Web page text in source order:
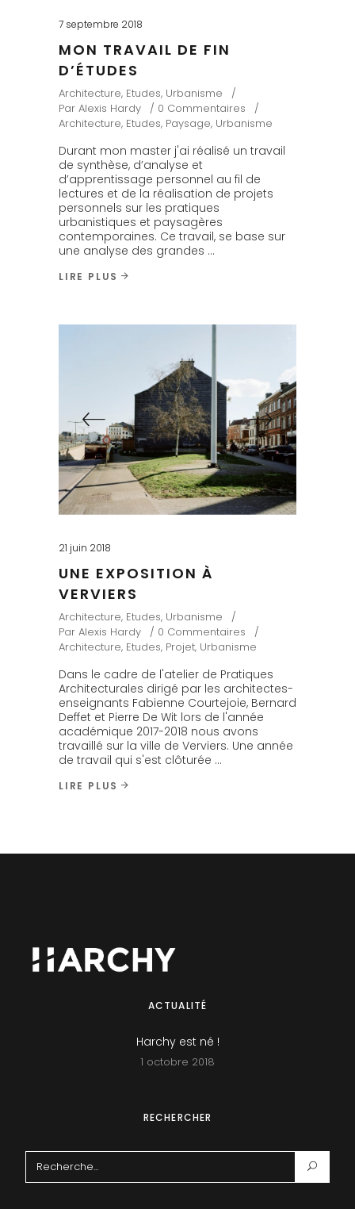
7 septembre 2018
MON TRAVAIL DE FIN
D’ÉTUDES
Architecture, Etudes, Urbanisme
Par Alexis Hardy
0 Commentaires
Architecture, Etudes, Paysage, Urbanisme
Durant mon master j'ai réalisé un travail
de synthèse, d’analyse et
d’apprentissage personnel au fil de
lectures et de la réalisation de projets
personnels sur les pratiques
urbanistiques et paysagères
contemporaines. Ce travail, se base sur
une analyse des grandes
LIRE PLUS
21 juin 2018
UNE EXPOSITION À
VERVIERS
Architecture, Etudes, Urbanisme
Par Alexis Hardy
0 Commentaires
Architecture, Etudes, Projet, Urbanisme
Dans le cadre de l'atelier de Pratiques
Architecturales dirigé par les architectes-
enseignants Fabienne Courtejoie, Bernard
Deffet et Pierre De Wit lors de l'année
académique 2017-2018 nous avons
travaillé sur la ville de Verviers. Une année
de travail qui s'est clôturée
LIRE PLUS
ACTUALITÉ
Harchy est né !
1 octobre 2018
RECHERCHER